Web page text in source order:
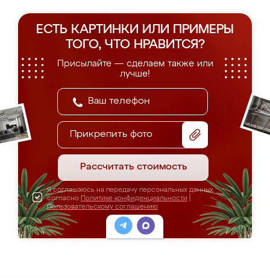
ЕСТЬ КАРТИНКИ ИЛИ ПРИМЕРЫ
ТОГО, ЧТО НРАВИТСЯ?
Присылайте — сделаем также или
лучше!
Прикрепить фото
Рассчитать стоимость
Я соглашаюсь на передачу персональных данных
согласно Политике конфиденциальности
Пользовательскому соглашению